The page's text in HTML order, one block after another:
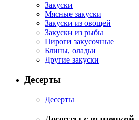
Закуски
Мясные закуски
Закуски из овощей
Закуски из рыбы
Пироги закусочные
Блины, оладьи
Другие закуски
Десерты
Десерты